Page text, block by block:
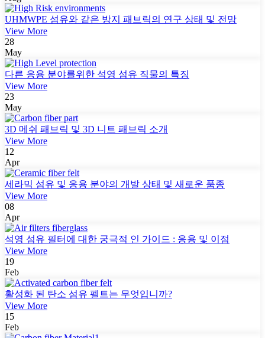
UHMWPE 섬유와 같은 방지 패브릭의 연구 상태 및 전망
View More
28
May
다른 응용 분야를위한 석영 섬유 직물의 특징
View More
23
May
3D 메쉬 패브릭 및 3D 니트 패브릭 소개
View More
12
Apr
세라믹 섬유 및 응용 분야의 개발 상태 및 새로운 품종
View More
08
Apr
석영 섬유 필터에 대한 궁극적 인 가이드 : 응용 및 이점
View More
19
Feb
활성화 된 탄소 섬유 펠트는 무엇입니까?
View More
15
Feb